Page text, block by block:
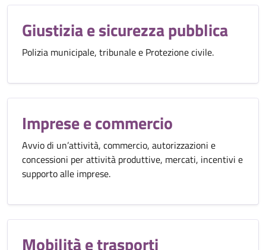
Giustizia e sicurezza pubblica
Polizia municipale, tribunale e Protezione civile.
Imprese e commercio
Avvio di un’attività, commercio, autorizzazioni e
concessioni per attività produttive, mercati, incentivi e
supporto alle imprese.
Mobilità e trasporti